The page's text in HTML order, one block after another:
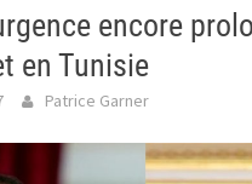
encore
en Tunisie
Patrice Garner